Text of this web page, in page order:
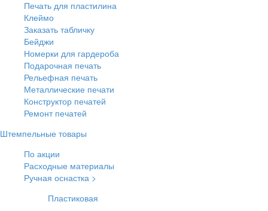
Печать для пластилина
Клеймо
Заказать табличку
Бейджи
Номерки для гардероба
Подарочная печать
Рельефная печать
Металлические печати
Конструктор печатей
Ремонт печатей
Штемпельные товары
По акции
Расходные материалы
Ручная оснастка >
Пластиковая